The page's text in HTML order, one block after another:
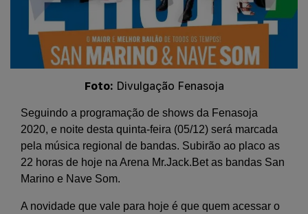
Foto: Divulgação Fenasoja
Seguindo a programação de shows da Fenasoja
2020, e noite desta quinta-feira (05/12) será marcada
pela música regional de bandas. Subirão ao placo as
22 horas de hoje na Arena Mr.Jack.Bet as bandas San
Marino e Nave Som.
A novidade que vale para hoje é que quem acessar o